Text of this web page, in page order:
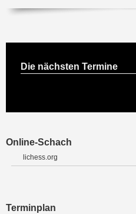
Die nächsten Termine
Online-Schach
lichess.org
Terminplan